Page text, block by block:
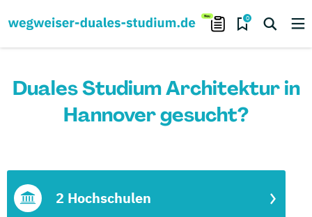
0
Duales Studium Architektur in
Hannover gesucht?
2 Hochschulen